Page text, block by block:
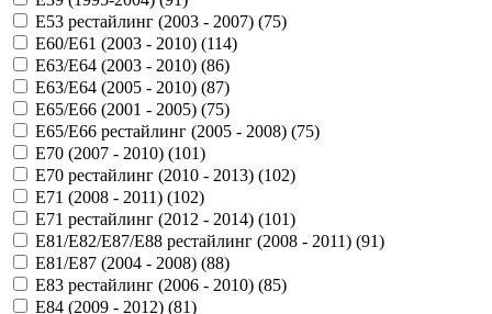
E53 рестайлинг (2003 - 2007) (75)
E60/E61 (2003 - 2010) (114)
E63/E64 (2003 - 2010) (86)
E63/E64 (2005 - 2010) (87)
E65/E66 (2001 - 2005) (75)
E65/E66 рестайлинг (2005 - 2008) (75)
E70 (2007 - 2010) (101)
E70 рестайлинг (2010 - 2013) (102)
E71 (2008 - 2011) (102)
E71 рестайлинг (2012 - 2014) (101)
E81/E82/E87/E88 рестайлинг (2008 - 2011) (91)
E81/E87 (2004 - 2008) (88)
E83 рестайлинг (2006 - 2010) (85)
E84 (2009 - 2012) (81)